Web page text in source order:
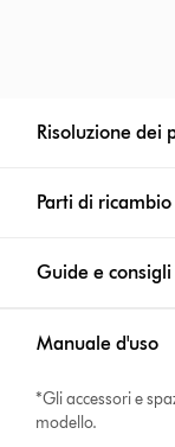
Risoluzione dei
Parti di
Guide e
Manuale d'uso
*Gli accessori e
modello.